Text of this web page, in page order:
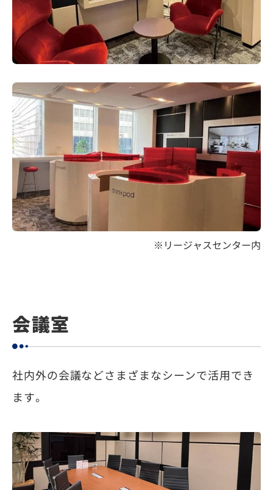
※リージャスセンター内
会議室
社内外の会議などさまざまなシーンで活用でき
ます。